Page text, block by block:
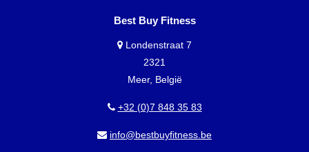
Best Buy Fitness
Londenstraat 7
2321
Meer, België
+32 (0)7 848 35 83
info@bestbuyfitness.be